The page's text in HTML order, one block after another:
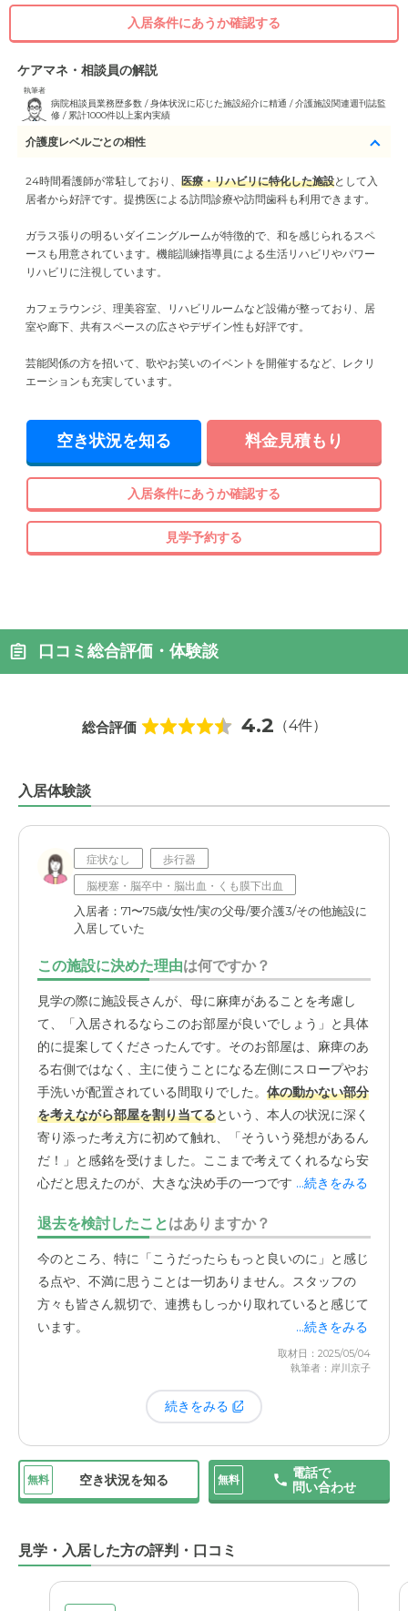
入居条件にあうか確認する
ケアマネ・相談員の解説
執筆者
病院相談員業務歴多数 / 身体状況に応じた施設紹介に精通 / 介護施設関連週刊誌監
修 / 累計1000件以上案内実績
介護度レベルごとの相性
24時間看護師が常駐しており、 医療・リハビリに特化した施設として入
居者から好評です。提携医による訪問診療や訪問歯科も利用できます。
ガラス張りの明るいダイニングルームが特徴的で、和を感じられるスペ
ースも用意されています。機能訓練指導員による生活リハビリやパワー
リハビリに注視しています。
カフェラウンジ、理美容室、リハビリルームなど設備が整っており、居
室や廊下、共有スペースの広さやデザイン性も好評です。
芸能関係の方を招いて、歌やお笑いのイベントを開催するなど、レクリ
エーションも充実しています。
空き状況を知る 料金見積もり
入居条件にあうか確認する
見学予約する
口コミ総合評価・体験談
総合評価 4.2 （4件）
入居体験談
症状なし
歩行器
脳梗塞・脳卒中・脳出血・くも膜下出血
入居者：71〜75歳/女性/実の父母/要介護3/その他施設に
入居していた
この施設に決めた理由は何ですか？
見学の際に施設長さんが、母に麻痺があることを考慮し
て、「入居されるならこのお部屋が良いでしょう」と具体
的に提案してくださったんです。そのお部屋は、麻痺のあ
る右側ではなく、主に使うことになる左側にスロープやお
手洗いが配置されている間取りでした。 体の動かない部分
を考えながら部屋を割り当てるという、本人の状況に深く
寄り添った考え方に初めて触れ、「そういう発想があるん
だ！」と感銘を受けました。ここまで考えてくれるなら安
心だと思えたのが、大きな決め手の一つです。以前入って
れませんが、何かと制限が多い印象でした。それに比べ
て、今の施設は自由度が高いと感じます。もちろん、門限
や食事の時間など基本的なルールはありますが、その中で
も本人の希望をできる限り叶えようとしてくださる姿勢が
嬉しいです。例えば、面会時間についても、事前に相談す
大好きなので、私が飼っている犬に会わせてあげられるの
は本当に嬉しいポイントです。見学時に確認したところ、
部屋に連れて行って触れ合わせても良い
に対応していただけるのは、母にとっても私にとっても大
きな精神的な支えになっています。
...続きをみる
退去を検討したことはありますか？
今のところ、特に「こうだったらもっと良いのに」と感じ
る点や、不満に思うことは一切ありません。スタッフの
方々も皆さん親切で、連携もしっかり取れていると感じて
います。
...続きをみる
取材日：2025/05/04
執筆者：岸川京子
続きをみる
無料 空き状況を知る 無料
電話で
問い合わせ
見学・入居した方の評判・口コミ